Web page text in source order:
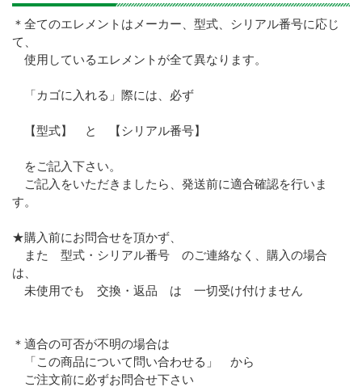
＊全てのエレメントはメーカー、型式、シリアル番号に応じ
て、
使用しているエレメントが全て異なります。
「カゴに入れる」際には、必ず
【型式】 と 【シリアル番号】
をご記入下さい。
ご記入をいただきましたら、発送前に適合確認を行いま
す。
★購入前にお問合せを頂かず、
また 型式・シリアル番号 のご連絡なく、購入の場合
は、
未使用でも 交換・返品 は 一切受け付けません
＊適合の可否が不明の場合は
「この商品について問い合わせる」 から
ご注文前に必ずお問合せ下さい